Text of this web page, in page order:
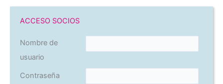
ACCESO SOCIOS
Nombre de
usuario
Contraseña